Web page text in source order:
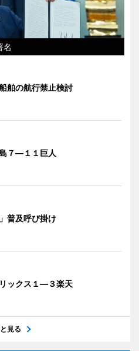
名
舶の航行禁止検討
７―１１巨人
普及呼び掛け
ックス１―３楽天
見る